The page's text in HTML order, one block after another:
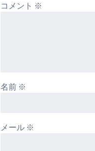
コメント ※
名前 ※
メール ※